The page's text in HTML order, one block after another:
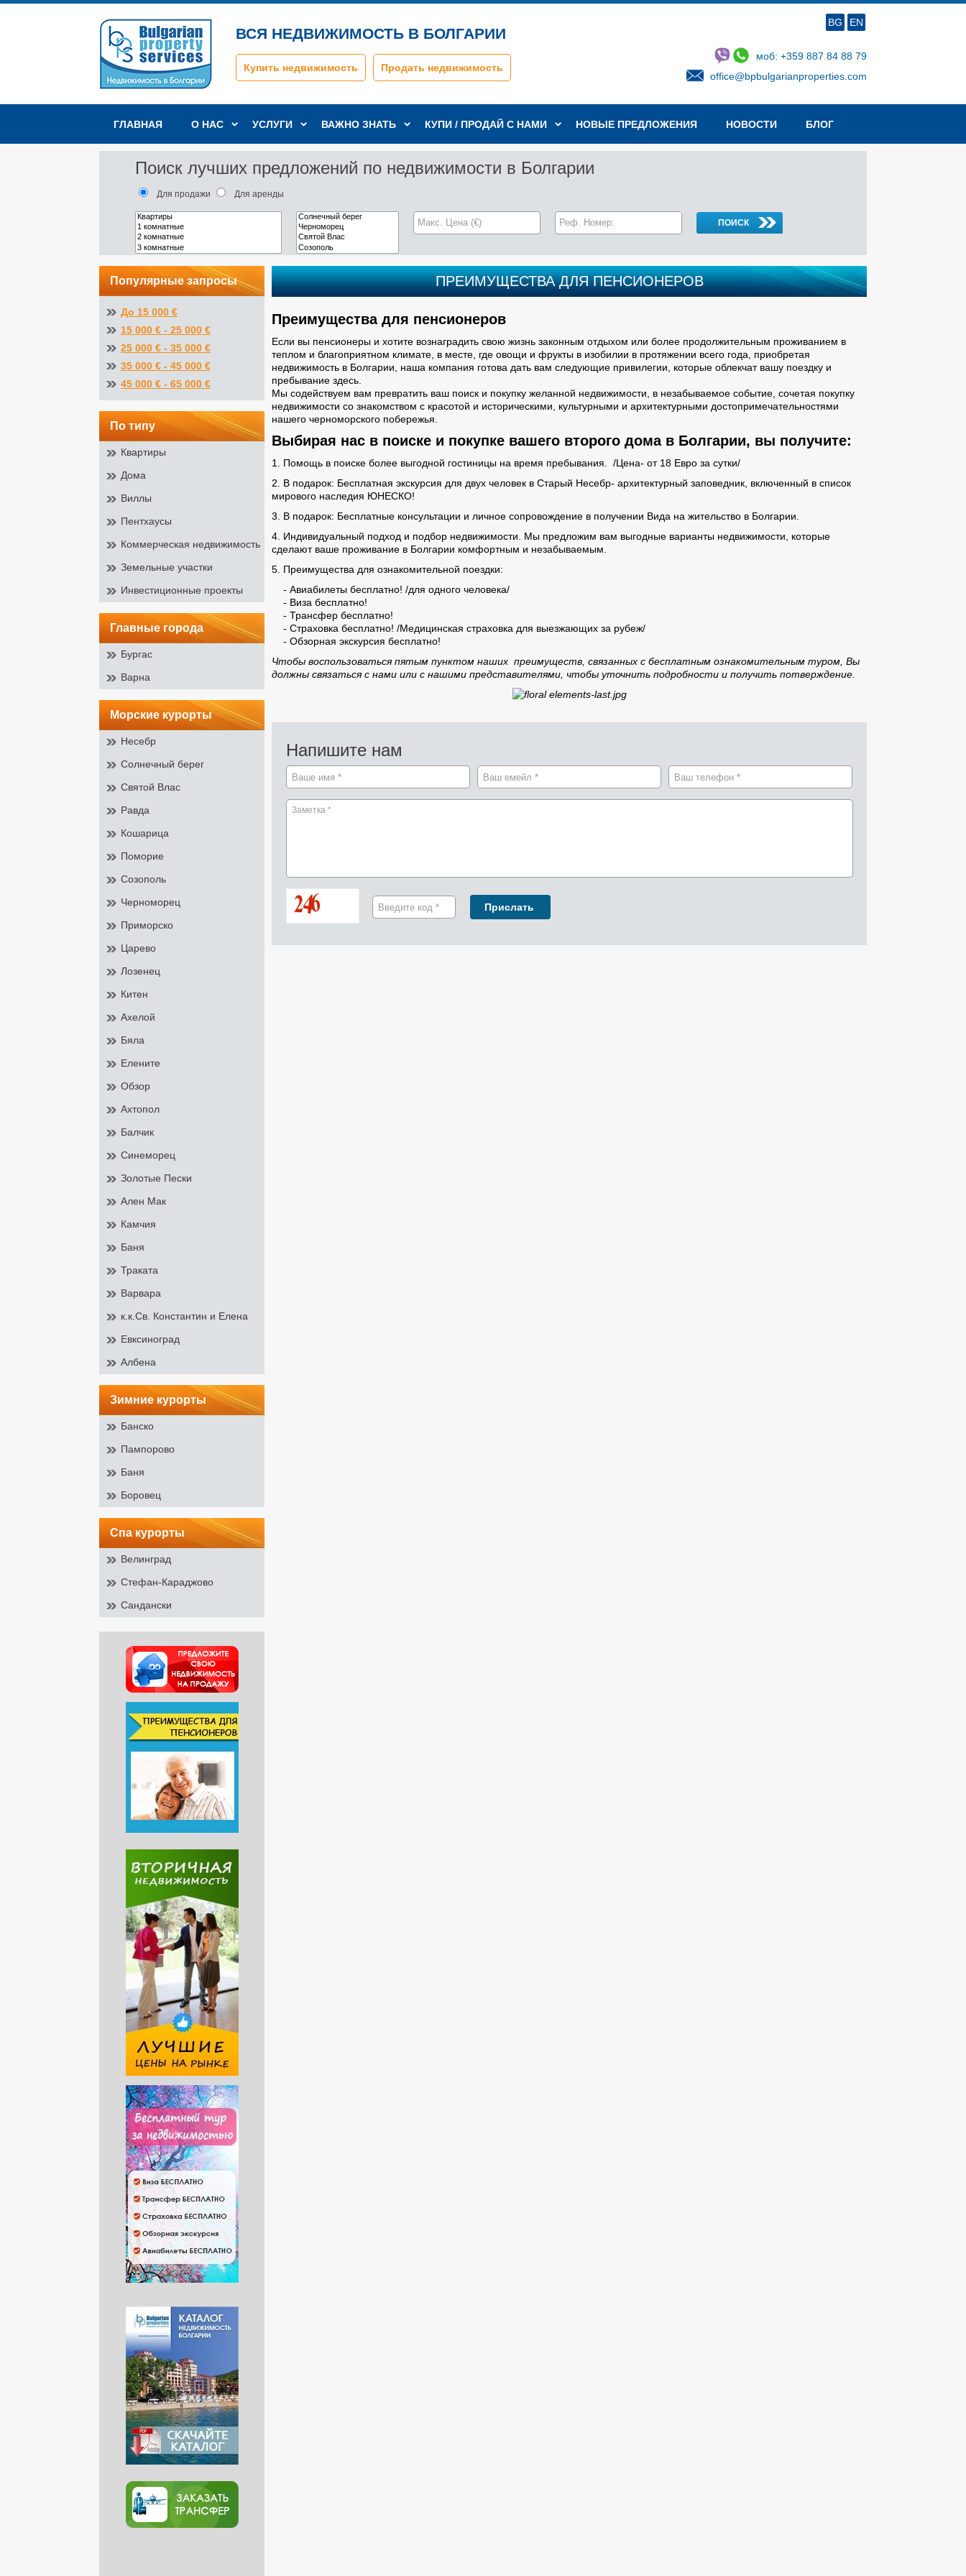
ВСЯ НЕДВИЖИМОСТЬ В БОЛГАРИИ
Купить недвижимость Продать недвижимость
BG EN
моб: +359 887 84 88 79
office@bpbulgarianproperties.com
ГЛАВНАЯ О НАС УСЛУГИ ВАЖНО ЗНАТЬ КУПИ / ПРОДАЙ С НАМИ НОВЫЕ ПРЕДЛОЖЕНИЯ НОВОСТИ БЛОГ
Поиск лучших предложений по недвижимости в Болгарии
Для продажи Для аренды
Популярные запросы
До 15 000 €
15 000 € - 25 000 €
25 000 € - 35 000 €
35 000 € - 45 000 €
45 000 € - 65 000 €
по типу
Квартиры
Дома
Виллы
Пентхаусы
Коммерческая недвижимость
Земельные участки
Инвестиционные проекты
главные города
Бургас
Варна
морские курорты
Несебр
Солнечный берег
Святой Влас
Равда
Кошарица
Поморие
Созополь
Черноморец
Приморско
Царево
Лозенец
Китен
Ахелой
Бяла
Елените
Обзор
Ахтопол
Балчик
Синеморец
Золотые Пески
Ален Мак
Камчия
Баня
Траката
Варвара
к.к.Св. Константин и Елена
Евксиноград
Албена
зимние курорты
Банско
Пампорово
Баня
Боровец
спа курорты
Велинград
Стефан-Караджово
Сандански
ПРЕИМУЩЕСТВА ДЛЯ ПЕНСИОНЕРОВ
Преимущества для пенсионеров
Если вы пенсионеры и хотите вознаградить свою жизнь законным отдыхом или более продолжительным проживанием в
теплом и благоприятном климате, в месте, где овощи и фрукты в изобилии в протяжении всего года, приобретая
недвижимость в Болгарии, наша компания готова дать вам следующие привилегии, которые облекчат вашу поездку и
пребывание здесь.
Мы содействуем вам превратить ваш поиск и покупку желанной недвижимости, в незабываемое событие, сочетая покупку
недвижимости со знакомством с красотой и историческими, культурными и архитектурными достопримечательностями
нашего черноморского побережья.
Выбирая нас в поиске и покупке вашего второго дома в Болгарии, вы получите:
1. Помощь в поиске более выгодной гостиницы на время пребывания. /Цена- от 18 Евро за сутки/
2. В подарок: Бесплатная экскурсия для двух человек в Cтарый Несебр- архитектурный заповедник, включенный в список
мирового наследия ЮНЕСКО!
3. В подарок: Бесплатные консультации и личное сопровождение в получении Вида на жительство в Болгарии.
4. Индивидуальный подход и подбор недвижимости. Мы предложим вам выгодные варианты недвижимости, которые
сделают ваше проживание в Болгарии комфортным и незабываемым.
5. Преимущества для ознакомительной поездки:
- Авиабилеты бесплатно! /для одного человека/
- Виза бесплатно!
- Трансфер бесплатно!
- Страховка бесплатно! /Медицинская страховка для выезжающих за рубеж/
- Обзорная экскурсия бесплатно!
Чтобы воспользоваться пятым пунктом наших преимуществ, связанных с бесплатным ознакомительным туром, Вы
должны связаться с нами или с нашими представителями, чтобы уточнить подробности и получить потверждение.
Напишите нам